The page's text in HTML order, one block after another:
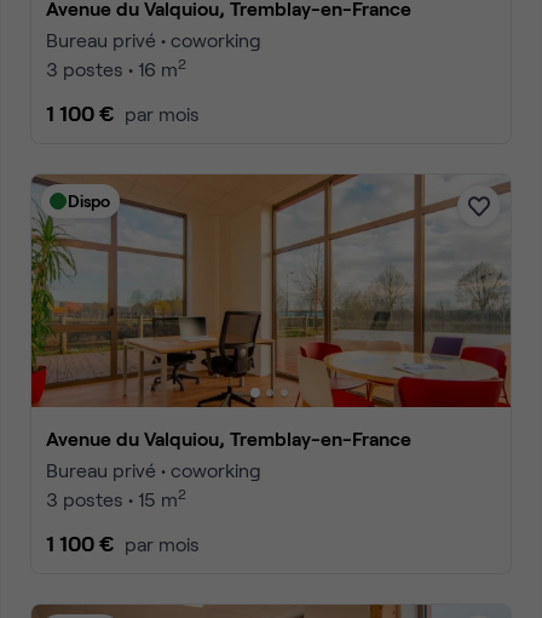
Avenue du Valquiou, Tremblay-en-France
Bureau privé • coworking
3 postes • 16 m2
1 100 € par mois
Dispo
Avenue du Valquiou, Tremblay-en-France
Bureau privé • coworking
3 postes • 15 m2
1 100 € par mois